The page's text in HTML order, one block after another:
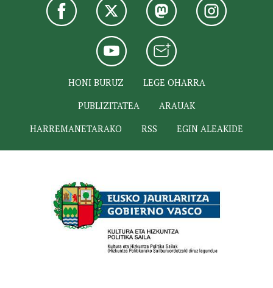
HONI BURUZ
LEGE OHARRA
PUBLIZITATEA
ARAUAK
HARREMANETARAKO
RSS EGIN ALEAKIDE